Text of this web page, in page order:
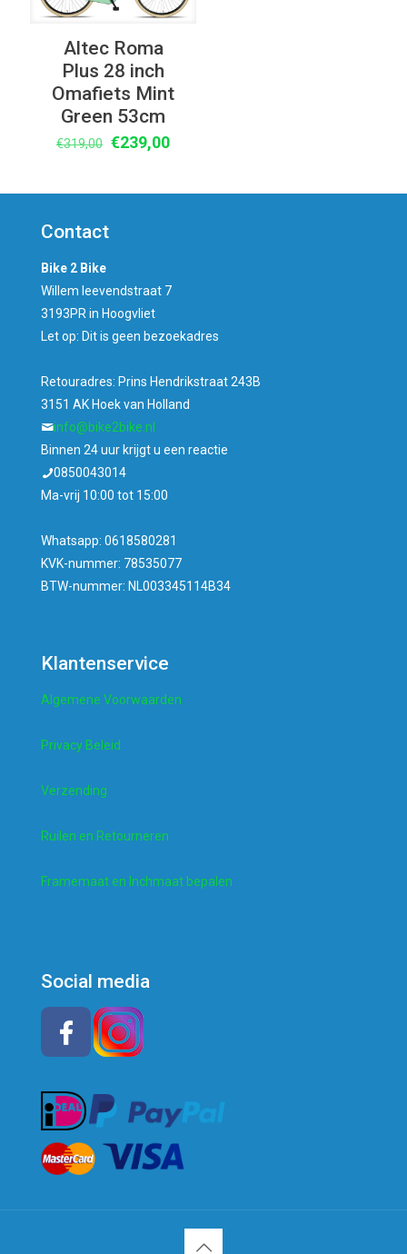
Altec Roma
Plus 28 inch
Omafiets Mint
Green 53cm
€319,00 Oorspronkelijke
€239,00Huidige
Contact
Bike 2 Bike
Willem leevendstraat 7
3193PR in Hoogvliet
Let op: Dit is geen bezoekadres
Retouradres: Prins Hendrikstraat 243B
3151 AK Hoek van Holland
info@bike2bike.nl
Binnen 24 uur krijgt u een reactie
0850043014
Ma-vrij 10:00 tot 15:00
Whatsapp: 0618580281
KVK-nummer: 78535077
BTW-nummer: NL003345114B34
Klantenservice
Algemene Voorwaarden
Privacy Beleid
Verzending
Ruilen en Retourneren
Framemaat en Inchmaat bepalen
Social media